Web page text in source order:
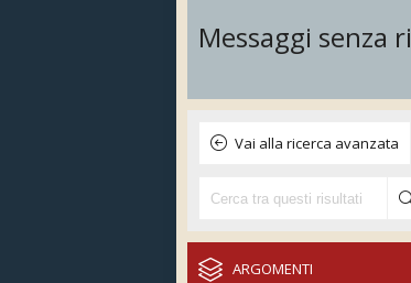
Messaggi senza
Vai alla ricerca avanzata
ARGOMENTI